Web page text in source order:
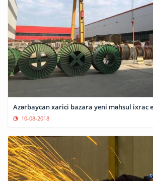
Azərbaycan xarici bazara yeni məhsul ixrac
10-08-2018